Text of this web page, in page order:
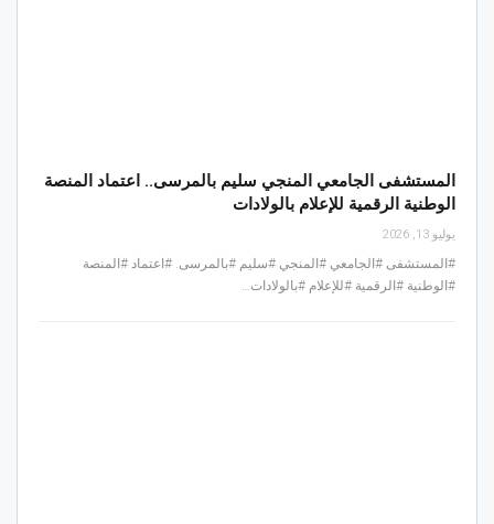
المستشفى الجامعي المنجي سليم بالمرسى.. اعتماد المنصة
الوطنية الرقمية للإعلام بالولادات
يوليو 13, 2026
#المستشفى #الجامعي #المنجي #سليم #بالمرسى. #اعتماد #المنصة
#الوطنية #الرقمية #للإعلام #بالولادات…